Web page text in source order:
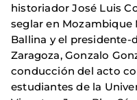
historiador José Luis
seglar en Mozambique
Ballina y el presidente-
Zaragoza, Gonzalo
conducción del acto
estudiantes de la